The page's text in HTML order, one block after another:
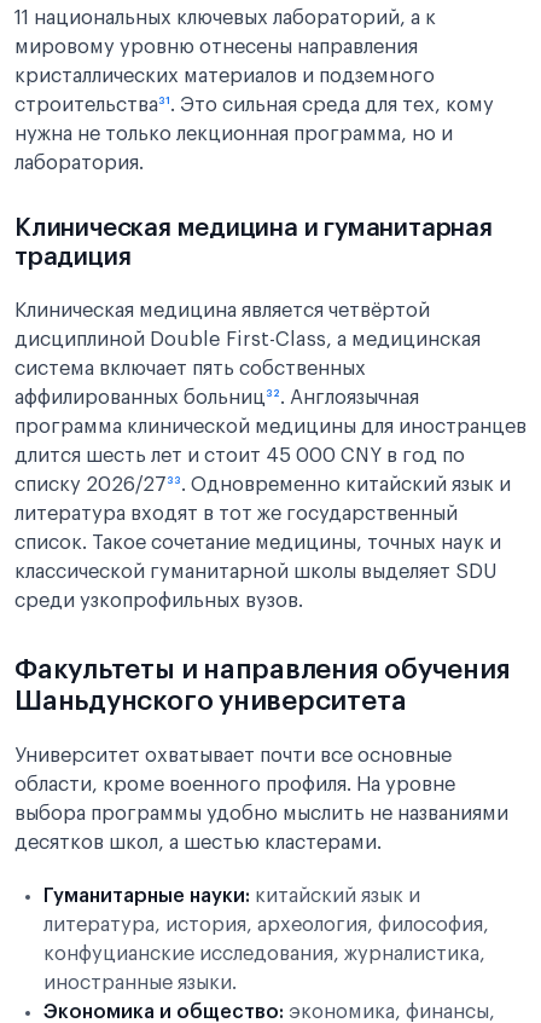
11 национальных ключевых лабораторий, а к
мировому уровню отнесены направления
кристаллических материалов и подземного
строительства³¹. Это сильная среда для тех, кому
нужна не только лекционная программа, но и
лаборатория.
Клиническая медицина и гуманитарная
традиция
Клиническая медицина является четвёртой
дисциплиной Double First-Class, а медицинская
система включает пять собственных
аффилированных больниц³². Англоязычная
программа клинической медицины для иностранцев
длится шесть лет и стоит 45 000 CNY в год по
списку 2026/27³³. Одновременно китайский язык и
литература входят в тот же государственный
список. Такое сочетание медицины, точных наук и
классической гуманитарной школы выделяет SDU
среди узкопрофильных вузов.
Факультеты и направления обучения
Шаньдунского университета
Университет охватывает почти все основные
области, кроме военного профиля. На уровне
выбора программы удобно мыслить не названиями
десятков школ, а шестью кластерами.
Гуманитарные науки: китайский язык и
литература, история, археология, философия,
конфуцианские исследования, журналистика,
иностранные языки.
Экономика и общество: экономика, финансы,